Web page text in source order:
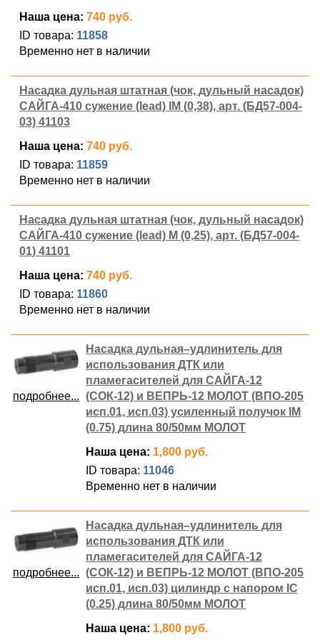
Наша цена: 740 руб.
ID товара: 11858
Временно нет в наличии
Насадка дульная штатная (чок, дульный насадок)
САЙГА-410 сужение (lead) IM (0,38), арт. (БД57-004-
03) 41103
Наша цена: 740 руб.
ID товара: 11859
Временно нет в наличии
Насадка дульная штатная (чок, дульный насадок)
САЙГА-410 сужение (lead) M (0,25), арт. (БД57-004-
01) 41101
Наша цена: 740 руб.
ID товара: 11860
Временно нет в наличии
подробнее...
Насадка дульная–удлинитель для
использования ДТК или
пламегасителей для САЙГА-12
(СОК-12) и ВЕПРЬ-12 МОЛОТ (ВПО-205
исп.01, исп.03) усиленный получок IM
(0.75) длина 80/50мм МОЛОТ
Наша цена: 1,800 руб.
ID товара: 11046
Временно нет в наличии
подробнее...
Насадка дульная–удлинитель для
использования ДТК или
пламегасителей для САЙГА-12
(СОК-12) и ВЕПРЬ-12 МОЛОТ (ВПО-205
исп.01, исп.03) цилиндр с напором IC
(0.25) длина 80/50мм МОЛОТ
Наша цена: 1,800 руб.